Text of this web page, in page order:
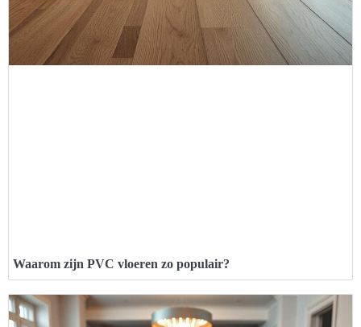
Waarom zijn PVC vloeren zo populair?